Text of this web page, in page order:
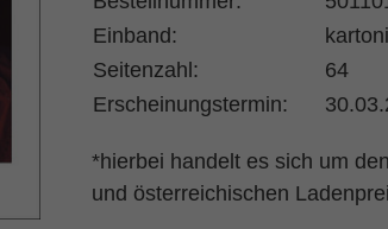
Einband:
Seitenzahl:
64
Erscheinungstermin:
*hierbei handelt es sich um
und österreichischen